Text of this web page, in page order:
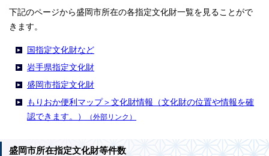
下記のページから盛岡市所在の各指定文化財一覧を見ることがで
きます。
国指定文化財など
岩手県指定文化財
盛岡市指定文化財
もりおか便利マップ＞文化財情報（文化財の位置や情報を確
認できます。）
（外部リンク）
盛岡市所在指定文化財等件数